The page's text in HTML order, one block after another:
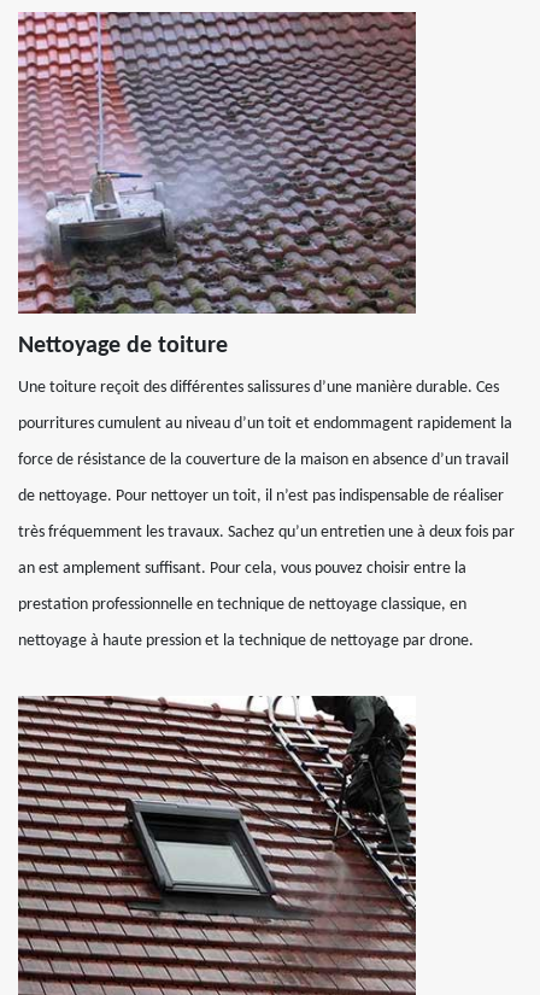
Nettoyage de toiture
Une toiture reçoit des différentes salissures d’une manière durable. Ces
pourritures cumulent au niveau d’un toit et endommagent rapidement la
force de résistance de la couverture de la maison en absence d’un travail
de nettoyage. Pour nettoyer un toit, il n’est pas indispensable de réaliser
très fréquemment les travaux. Sachez qu’un entretien une à deux fois par
an est amplement suffisant. Pour cela, vous pouvez choisir entre la
prestation professionnelle en technique de nettoyage classique, en
nettoyage à haute pression et la technique de nettoyage par drone.